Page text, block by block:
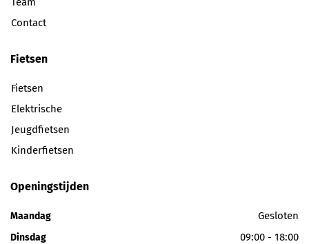
Contact
Fietsen
Fietsen
Elektrische
Jeugdfietsen
Kinderfietsen
Openingstijden
Maandag Gesloten
Dinsdag 09:00 - 18:00